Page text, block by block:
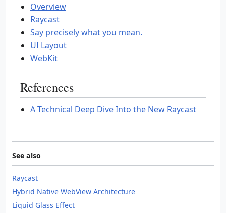
Overview
Raycast
Say precisely what you mean.
UI Layout
WebKit
References
A Technical Deep Dive Into the New Raycast
See also
Raycast
Hybrid Native WebView Architecture
Liquid Glass Effect